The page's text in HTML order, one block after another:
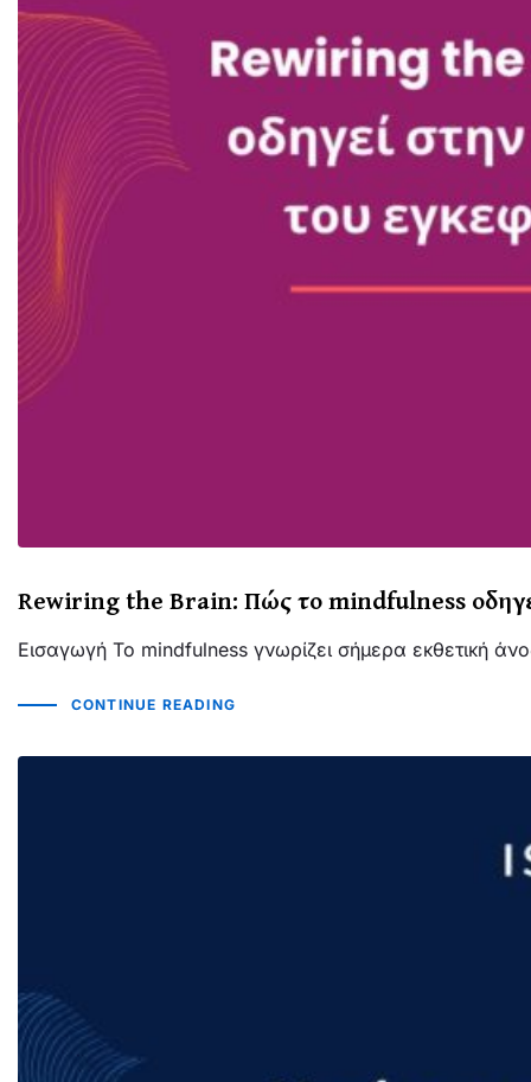
Rewiring the Brain: Πώς το mindfulness
Εισαγωγή Το mindfulness γνωρίζει σήμερα εκθετική
CONTINUE READING